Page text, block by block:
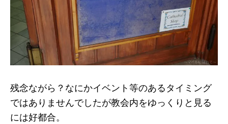
残念ながら？なにかイベント等のあるタイミング
ではありませんでしたが教会内をゆっくりと見る
には好都合。